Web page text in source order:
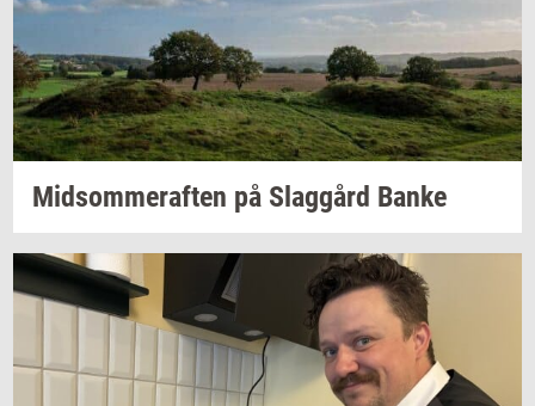
Mid­som­mer­af­ten på Slag­gård Banke